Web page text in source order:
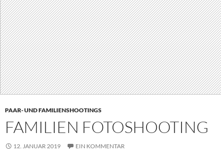
PAAR- UND FAMILIENSHOOTINGS
FAMILIEN FOTOSHOOTING
12. JANUAR 2019 EIN KOMMENTAR